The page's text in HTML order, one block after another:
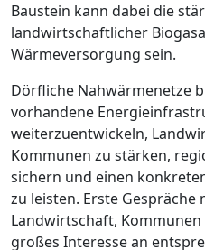
Baustein kann dabei die
landwirtschaftlicher
Wärmeversorgung sein.
Dörfliche Nahwärmenetze
vorhandene
weiterzuentwickeln,
Kommunen zu stärken,
sichern und einen
zu leisten. Erste
Landwirtschaft,
großes Interesse an